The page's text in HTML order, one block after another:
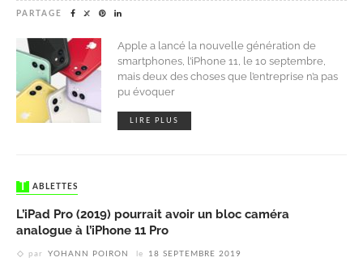
PARTAGE
Apple a lancé la nouvelle génération de
smartphones, l’iPhone 11, le 10 septembre,
mais deux des choses que l’entreprise n’a pas
pu évoquer
LIRE PLUS
TABLETTES
L’iPad Pro (2019) pourrait avoir un bloc caméra
analogue à l’iPhone 11 Pro
par YOHANN POIRON le 18 SEPTEMBRE 2019